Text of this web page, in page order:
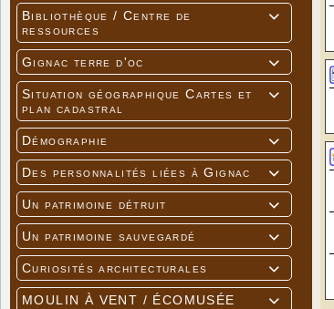

Bibliothèque / Centre de
ressources

Gignac terre d'oc

Situation géographique Cartes et
plan cadastral

Démographie

Des personnalités liées à Gignac

Un patrimoine détruit

Un patrimoine sauvegardé

Curiosités architecturales

MOULIN À VENT / ÉCOMUSÉE